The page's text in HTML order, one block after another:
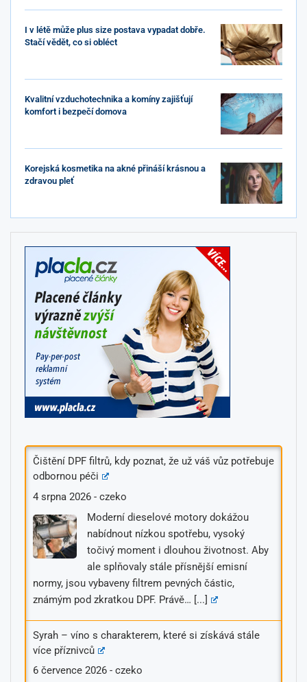
I v létě může plus size postava vypadat dobře.
Stačí vědět, co si obléct
Kvalitní vzduchotechnika a komíny zajišťují
komfort i bezpečí domova
Korejská kosmetika na akné přináší krásnou a
zdravou pleť
Čištění DPF filtrů, kdy poznat, že už váš vůz potřebuje
odbornou péči
4 srpna 2026 - czeko
Moderní dieselové motory dokážou
nabídnout nízkou spotřebu, vysoký
točivý moment i dlouhou životnost. Aby
ale splňovaly stále přísnější emisní
normy, jsou vybaveny filtrem pevných částic,
známým pod zkratkou DPF. Právě… [...]
Syrah – víno s charakterem, které si získává stále
více příznivců
6 července 2026 - czeko